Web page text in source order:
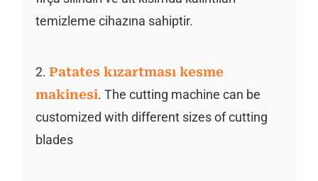
temizleme cihazına sahiptir.
2. Patates kızartması kesme
makinesi. The cutting machine can be
customized with different sizes of cutting
blades